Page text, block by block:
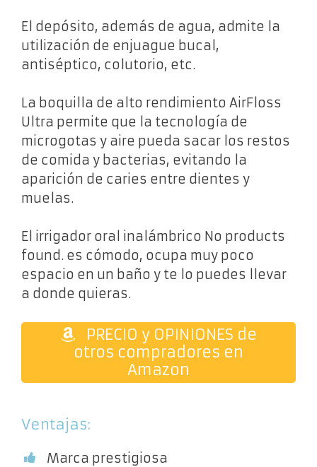
El depósito, además de agua, admite la
utilización de enjuague bucal,
antiséptico, colutorio, etc.
La boquilla de alto rendimiento AirFloss
Ultra permite que la tecnología de
microgotas y aire pueda sacar los restos
de comida y bacterias, evitando la
aparición de caries entre dientes y
muelas.
El irrigador oral inalámbrico No products
found. es cómodo, ocupa muy poco
espacio en un baño y te lo puedes llevar
a donde quieras.
PRECIO y OPINIONES de
otros compradores en
Amazon
Ventajas:
Marca prestigiosa